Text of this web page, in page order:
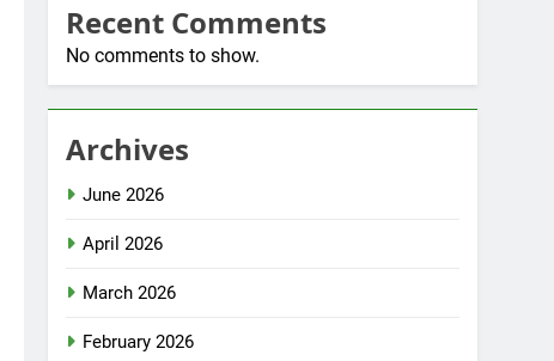
Recent Comments
No comments to show.
Archives
June 2026
April 2026
March 2026
February 2026